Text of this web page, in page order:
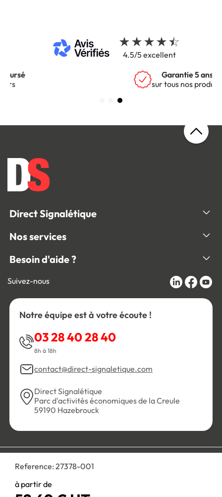
Reference: 27378-001
à partir de
4.5/5 excellent
Garantie 5 ans
sur tous nos produits
Direct Signalétique
Nos services
Besoin d'aide ?
Suivez-nous
Notre équipe est à votre écoute !
03 28 40 28 40
8h à 18h
contact@direct-signaletique.com
Direct Signalétique
Parc d'activités économiques de la Creule
59190 Hazebrouck
Personnaliser les cookies